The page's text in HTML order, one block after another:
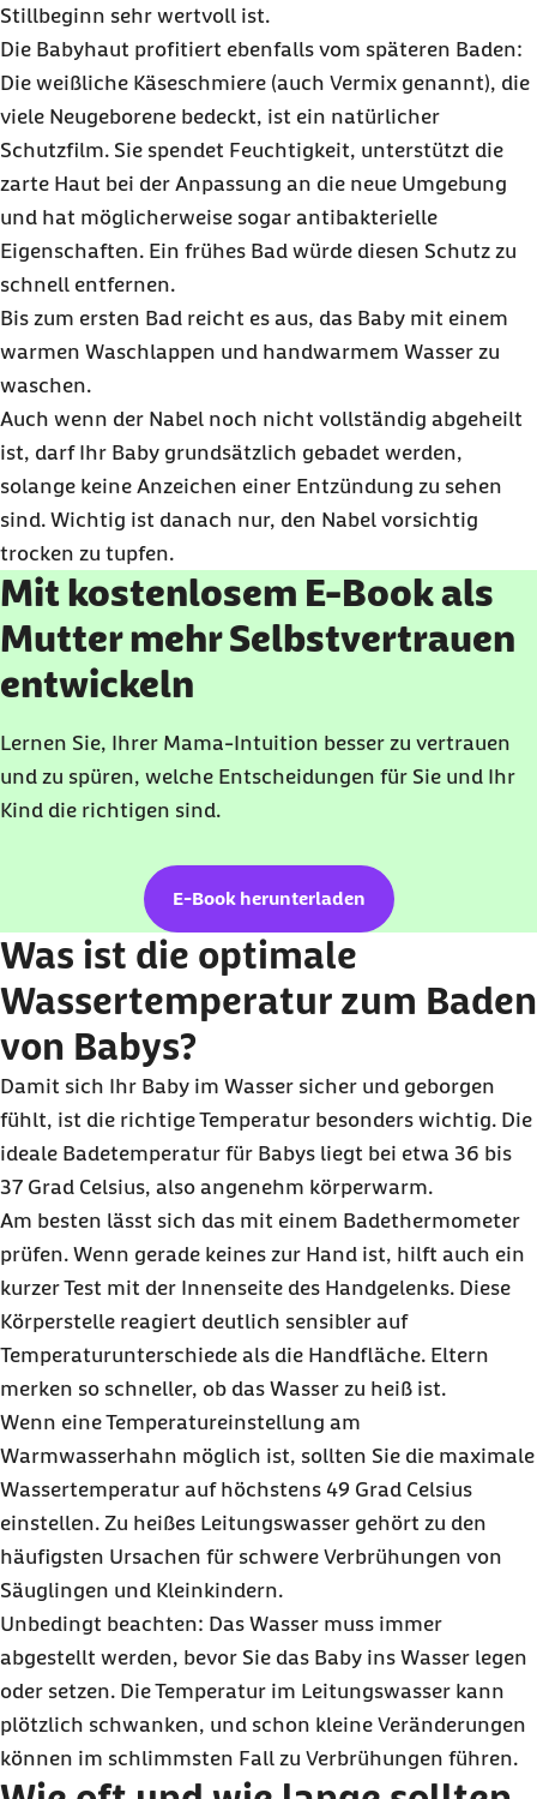
Stillbeginn sehr wertvoll ist.
Die Babyhaut profitiert ebenfalls vom späteren Baden:
Die weißliche Käseschmiere (auch Vermix genannt), die
viele Neugeborene bedeckt, ist ein natürlicher
Schutzfilm. Sie spendet Feuchtigkeit, unterstützt die
zarte Haut bei der Anpassung an die neue Umgebung
und hat möglicherweise sogar antibakterielle
Eigenschaften. Ein frühes Bad würde diesen Schutz zu
schnell entfernen.
Bis zum ersten Bad reicht es aus, das Baby mit einem
warmen Waschlappen und handwarmem Wasser zu
waschen.
Auch wenn der Nabel noch nicht vollständig abgeheilt
ist, darf Ihr Baby grundsätzlich gebadet werden,
solange keine Anzeichen einer Entzündung zu sehen
sind. Wichtig ist danach nur, den Nabel vorsichtig
trocken zu tupfen.
Mit kostenlosem E-Book als
Mutter mehr Selbstvertrauen
entwickeln
Lernen Sie, Ihrer Mama-Intuition besser zu vertrauen
und zu spüren, welche Entscheidungen für Sie und Ihr
Kind die richtigen sind.
E-Book herunterladen
Was ist die optimale
Wassertemperatur zum Baden
von Babys?
Damit sich Ihr Baby im Wasser sicher und geborgen
fühlt, ist die richtige Temperatur besonders wichtig. Die
ideale Badetemperatur für Babys liegt bei etwa 36 bis
37 Grad Celsius, also angenehm körperwarm.
Am besten lässt sich das mit einem Badethermometer
prüfen. Wenn gerade keines zur Hand ist, hilft auch ein
kurzer Test mit der Innenseite des Handgelenks. Diese
Körperstelle reagiert deutlich sensibler auf
Temperaturunterschiede als die Handfläche. Eltern
merken so schneller, ob das Wasser zu heiß ist.
Wenn eine Temperatureinstellung am
Warmwasserhahn möglich ist, sollten Sie die maximale
Wassertemperatur auf höchstens 49 Grad Celsius
einstellen. Zu heißes Leitungswasser gehört zu den
häufigsten Ursachen für schwere Verbrühungen von
Säuglingen und Kleinkindern.
Unbedingt beachten: Das Wasser muss immer
abgestellt werden, bevor Sie das Baby ins Wasser legen
oder setzen. Die Temperatur im Leitungswasser kann
plötzlich schwanken, und schon kleine Veränderungen
können im schlimmsten Fall zu Verbrühungen führen.